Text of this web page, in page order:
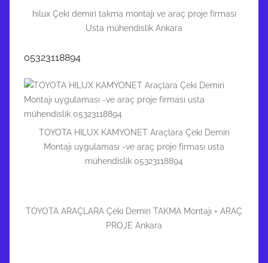
hılux Çeki demiri takma montajı ve araç proje firması
Usta mühendislik Ankara
05323118894
TOYOTA HILUX KAMYONET Araçlara Çeki Demiri
Montajı uygulaması -ve araç proje firması usta
mühendislik 05323118894
TOYOTA ARAÇLARA Çeki Demiri TAKMA Montajı + ARAÇ
PROJE Ankara